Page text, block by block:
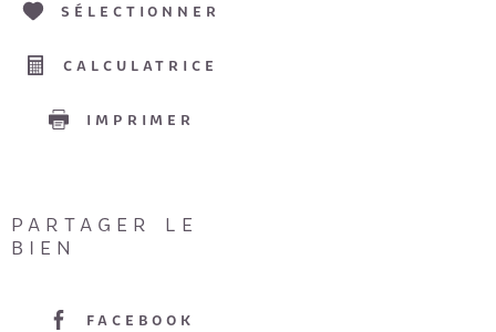
SÉLECTIONNER
CALCULATRICE
IMPRIMER
PARTAGER LE
BIEN
FACEBOOK